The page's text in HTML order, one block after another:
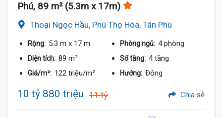
Phú, 89 m² (5.3m x 17m)
Thoại Ngọc Hầu, Phú Thọ Hòa, Tân Phú
Rộng: 5.3 m x 17 m Phòng ngủ: 4 phòng
Diện tích: 89 m² Số tầng: 4 tầng
Giá/m²: 122 triệu/m² Hướng: Đông
10 tỷ 880 triệu 11 tỷ Chia sẻ